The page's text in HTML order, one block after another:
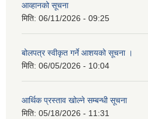
आव्हानको सूचना
मिति: 06/11/2026 - 09:25
बोलपत्र स्वीकृत गर्ने आशयको सूचना ।
मिति: 06/05/2026 - 10:04
आर्थिक प्रस्ताव खोल्ने सम्बन्धी सूचना
मिति: 05/18/2026 - 11:31